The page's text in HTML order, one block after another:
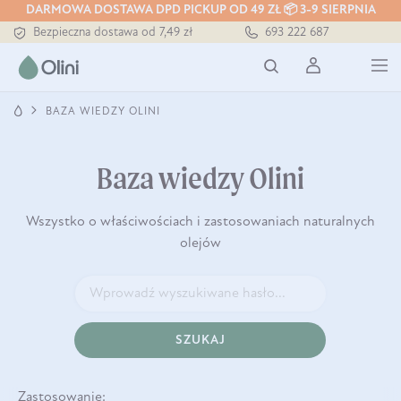
DARMOWA DOSTAWA DPD PICKUP OD 49 ZŁ 📦 3-9 SIERPNIA
Bezpieczna dostawa od 7,49 zł
Darmowa dostawa od 199 zł
Tłoczony zawsze na zimno
693 222 687
BAZA WIEDZY OLINI
Baza wiedzy Olini
Wszystko o właściwościach i zastosowaniach naturalnych
olejów
SZUKAJ
Zastosowanie: